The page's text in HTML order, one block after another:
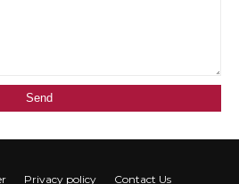
Privacy policy Contact Us